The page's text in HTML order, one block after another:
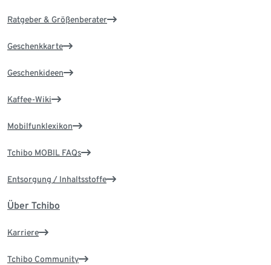
Ratgeber & Größenberater
Geschenkkarte
Geschenkideen
Kaffee-Wiki
Mobilfunklexikon
Tchibo MOBIL FAQs
Entsorgung / Inhaltsstoffe
Über Tchibo
Karriere
Tchibo Community